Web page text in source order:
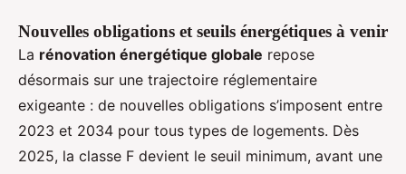
Nouvelles obligations et seuils énergétiques à venir
La rénovation énergétique globale repose
désormais sur une trajectoire réglementaire
exigeante : de nouvelles obligations s’imposent entre
2023 et 2034 pour tous types de logements. Dès
2025, la classe F devient le seuil minimum, avant une